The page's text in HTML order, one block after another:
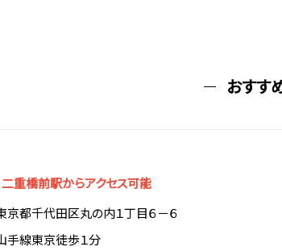
おすす
二重橋前駅からアクセス可能
京都千代田区丸の内１丁目６－６
手線東京徒歩１分